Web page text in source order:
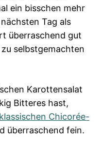
ein bisschen mehr
Tag als
überraschend gut
selbstgemachten
Karottensalat
Bitteres hast,
klassischen Chicorée-
überraschend fein.